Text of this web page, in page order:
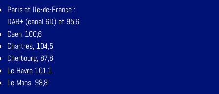
Paris et Ile-de-France :
DAB+ (canal 6D) et 95,6
Caen, 100,6
Chartres, 104,5
Cherbourg, 87,8
Le Havre 101,1
Le Mans, 98,8